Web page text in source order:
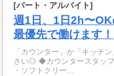
[パート・アルバイト]
週1日、1日2h〜
最優先で働けます！
「カウンター」か「キッチ
さい◎ ◆カウンタースタッフ ・レジでの接客、注文 ・ドリンク作り
・ソフトクリー...